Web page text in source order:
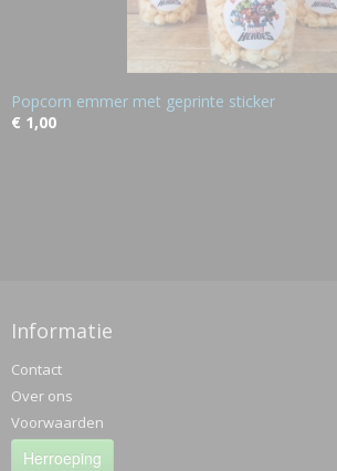
Popcorn emmer met geprinte sticker
€ 1,00
Informatie
Contact
Over ons
Voorwaarden
Herroeping